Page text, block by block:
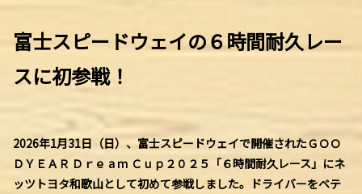
富士スピードウェイの６時間耐久レー
スに初参戦！
2026年1月31日（日）、富士スピードウェイで開催されたＧＯＯ
ＤＹＥＡＲ Ｄｒｅａｍ Ｃｕｐ２０２５「６時間耐久レース」にネ
ッツトヨタ和歌山として初めて参戦しました。ドライバーをベテ